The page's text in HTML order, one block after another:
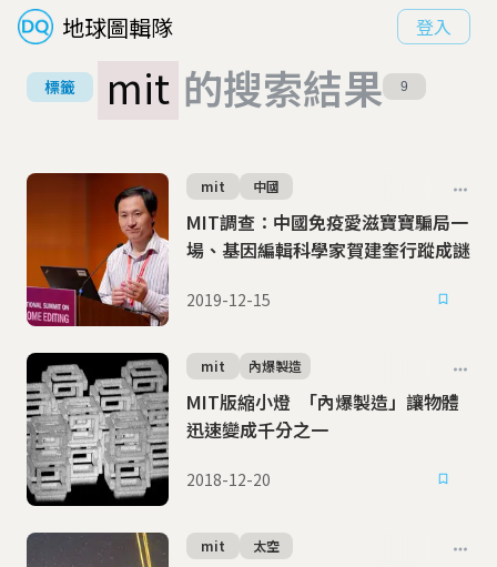
地球圖輯隊 登入
標籤 mit 的搜索結果 9
MIT調查：中國免疫愛滋寶寶騙局一
場、基因編輯科學家賀建奎行蹤成謎
mit 中國
2019-12-15
MIT版縮小燈 「內爆製造」讓物體
迅速變成千分之一
mit 內爆製造
2018-12-20
mit 太空